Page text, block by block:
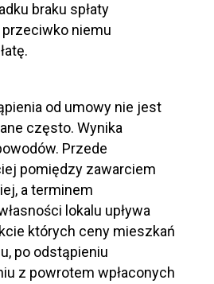
braku spłaty
przeciwko niemu
od umowy nie jest
często. Wynika
Przede
pomiędzy zawarciem
a terminem
lokalu upływa
których ceny mieszkań
po odstąpieniu
z powrotem wpłaconych